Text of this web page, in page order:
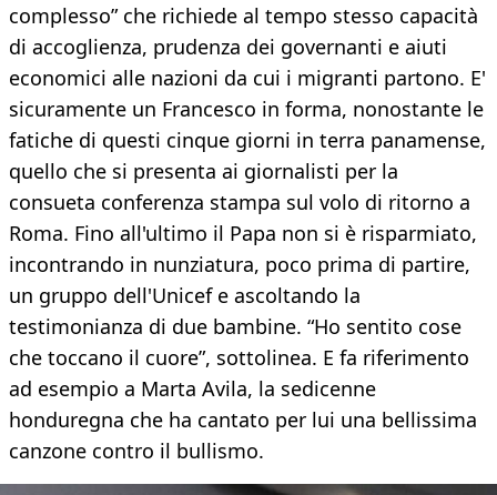
complesso” che richiede al tempo stesso capacità
di accoglienza, prudenza dei governanti e aiuti
economici alle nazioni da cui i migranti partono. E'
sicuramente un Francesco in forma, nonostante le
fatiche di questi cinque giorni in terra panamense,
quello che si presenta ai giornalisti per la
consueta conferenza stampa sul volo di ritorno a
Roma. Fino all'ultimo il Papa non si è risparmiato,
incontrando in nunziatura, poco prima di partire,
un gruppo dell'Unicef e ascoltando la
testimonianza di due bambine. “Ho sentito cose
che toccano il cuore”, sottolinea. E fa riferimento
ad esempio a Marta Avila, la sedicenne
honduregna che ha cantato per lui una bellissima
canzone contro il bullismo.